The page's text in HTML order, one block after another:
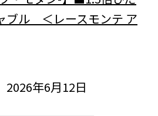
ブル ＜レースモンテ ア
2026年6月12日